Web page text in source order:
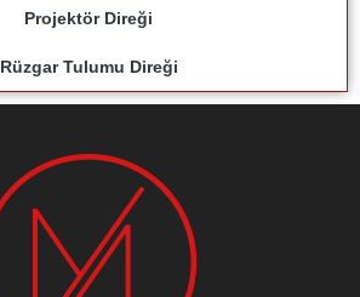
Projektör Direği
Rüzgar Tulumu Direği